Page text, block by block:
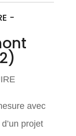
-
avec
projet